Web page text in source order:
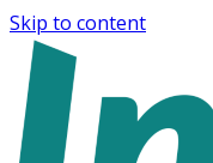
Skip to content